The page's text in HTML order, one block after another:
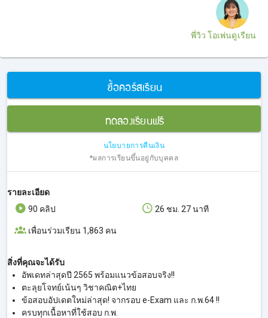
พี่วิว โอเพ่นดูเรียน
ซื้อคอร์สเรียน
ทดลองเรียนฟรี
นโยบายการคืนเงิน
*ผลการเรียนขึ้นอยู่กับบุคคล
รายละเอียด
90 คลิป
26 ชม. 27 นาที
เพื่อนร่วมเรียน 1,863 คน
สิ่งที่คุณจะได้รับ
อัพเดทล่าสุดปี 2565 พร้อมแนวข้อสอบจริง!!
ตะลุยโจทย์เน้นๆ วิชาคณิต+ไทย
ข้อสอบอัปเดตใหม่ล่าสุด! จากรอบ e-Exam และ ก.พ.64 !!
ครบทุกเนื้อหาที่ใช้สอบ ก.พ.